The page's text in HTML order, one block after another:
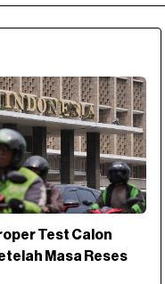
Test Calon
Masa Reses